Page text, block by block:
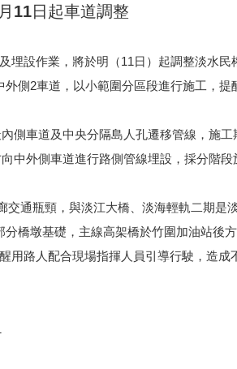
月11日起車道調整
埋設作業，將於明（11日）起調整淡水
側2車道，以小範圍分區段進行施工，提
車道及中央分隔島人孔遷移管線，施
外側車道進行路側管線埋設，採分階段
通瓶頸，與淡江大橋、淡海輕軌二期是
橋墩基礎，主線高架橋於竹圍加油站後
路人配合現場指揮人員引導行駛，造成